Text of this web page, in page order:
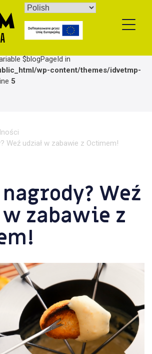
$blogPageId in
wp-content/themes/idvetmp-
5
Weź udział w zabawie z Octimem!
Weź
w zabawie z